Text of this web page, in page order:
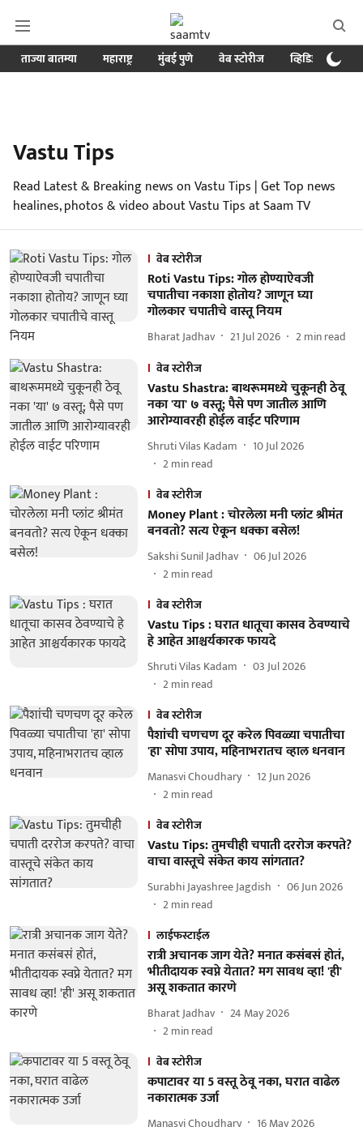
ताज्या बातम्या महाराष्ट्र मुंबई पुणे वेब स्टोरीज व्हिडिओ
Vastu Tips
Read Latest & Breaking news on Vastu Tips | Get Top news
healines, photos & video about Vastu Tips at Saam TV
वेब स्टोरीज
Roti Vastu Tips: गोल होण्याऐवजी
चपातीचा नकाशा होतोय? जाणून घ्या
गोलकार चपातीचे वास्तू नियम
Bharat Jadhav 21 Jul 2026 2min read
वेब स्टोरीज
Vastu Shastra: बाथरूममध्ये चुकूनही ठेवू
नका 'या' ७ वस्तू; पैसे पण जातील आणि
आरोग्यावरही होईल वाईट परिणाम
Shruti Vilas Kadam
10 Jul 2026
2min read
वेब स्टोरीज
Money Plant : चोरलेला मनी प्लांट श्रीमंत
बनवतो? सत्य ऐकून धक्का बसेल!
Sakshi Sunil Jadhav
06 Jul 2026
2min read
वेब स्टोरीज
Vastu Tips : घरात धातूचा कासव ठेवण्याचे
हे आहेत आश्चर्यकारक फायदे
Shruti Vilas Kadam
03 Jul 2026
2min read
वेब स्टोरीज
पैशांची चणचण दूर करेल पिवळ्या चपातीचा
'हा' सोपा उपाय, महिनाभरातच व्हाल धनवान
Manasvi Choudhary
12 Jun 2026
2min read
वेब स्टोरीज
Vastu Tips: तुमचीही चपाती दररोज करपते?
वाचा वास्तूचे संकेत काय सांगतात?
Surabhi Jayashree Jagdish
06 Jun 2026
2min read
लाईफस्टाईल
रात्री अचानक जाग येते? मनात कसंबसं होतं,
भीतीदायक स्वप्ने येतात? मग सावध व्हा! 'ही'
असू शकतात कारणे
Bharat Jadhav
24 May 2026
2min read
वेब स्टोरीज
कपाटावर या 5 वस्तू ठेवू नका, घरात वाढेल
नकारात्मक उर्जा
Manasvi Choudhary
16 May 2026